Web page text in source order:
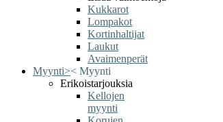
Kukkarot
Lompakot
Kortinhaltijat
Laukut
Avaimenperät
Myynti>< Myynti
Erikoistarjouksia
Kellojen
myynti